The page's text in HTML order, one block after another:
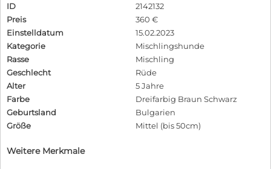
ID
2142132
Preis
360 €
Einstelldatum
15.02.2023
Kategorie
Mischlingshunde
Rasse
Mischling
Geschlecht
Rüde
Alter
5 Jahre
Farbe
Dreifarbig Braun Schwarz
Geburtsland
Bulgarien
Größe
Mittel (bis 50cm)
Weitere Merkmale